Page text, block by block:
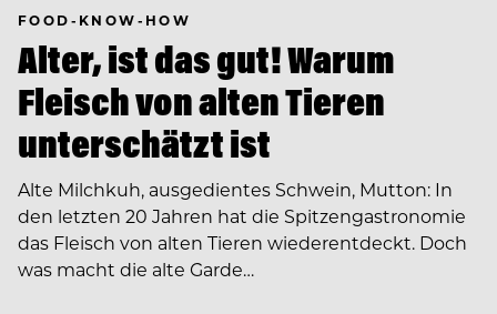
FOOD-KNOW-HOW
Alter, ist das gut! Warum
Fleisch von alten Tieren
unterschätzt ist
Alte Milchkuh, ausgedientes Schwein, Mutton: In
den letzten 20 Jahren hat die Spitzengastronomie
das Fleisch von alten Tieren wiederentdeckt. Doch
was macht die alte Garde…